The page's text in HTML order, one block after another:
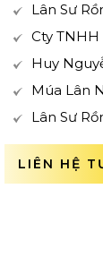
Lân Sư
Cty
Huy
Múa Lân
Lân Sư
LIÊN HỆ